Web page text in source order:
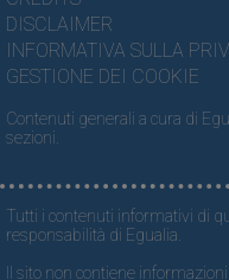
DISCLAIMER
INFORMATIVA SULLA
GESTIONE DEI COOKIE
Contenuti generali a cura di
sezioni.
Tutti i contenuti informativi di
responsabilità di Egualia.
Il sito non contiene